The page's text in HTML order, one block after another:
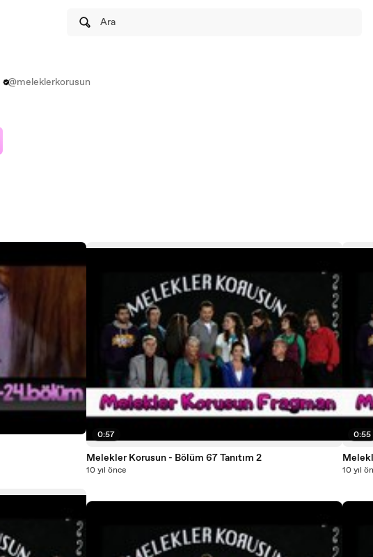
Ara
@meleklerkorusun
0:57
Melekler Korusun - Bölüm 67 Tanıtım 2
10 yıl önce
0:55
10 yıl